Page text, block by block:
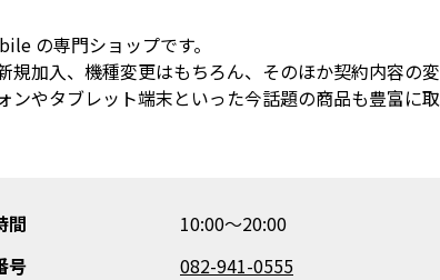
の専門ショップです。
規加入、機種変更はもちろん、そのほか契約内容の
ンやタブレット端末といった今話題の商品も豊富に取
間
10:00〜20:00
号
082-941-0555